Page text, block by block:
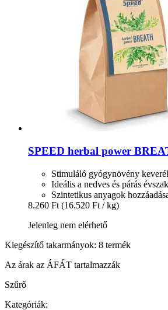
SPEED herbal power
Stimuláló gyógynövény
Ideális a nedves és párás
Szintetikus anyagok
8.260 Ft (16.520 Ft / kg)
Jelenleg nem elérhető
Kiegészítő takarmányok: 8 termék
Az árak az ÁFÁT tartalmazzák
Szűrő
Kategóriák: